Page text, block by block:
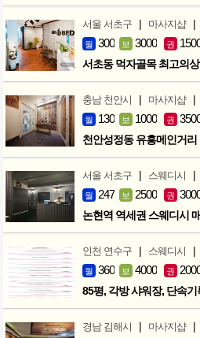
서울 서초구 | 마사지샵 |
월 300 보 3000 권
서초동 먹자골목 최고의
충남 천안시 | 마사지샵 |
월 130 보 1000 권
천안성정동 유흥메인거리
서울 서초구 | 스웨디시 |
월 247 보 2500 권
논현역 역세권 스웨디시
인천 연수구 | 스웨디시 |
월 360 보 4000 권
경남 김해시 | 마사지샵 |